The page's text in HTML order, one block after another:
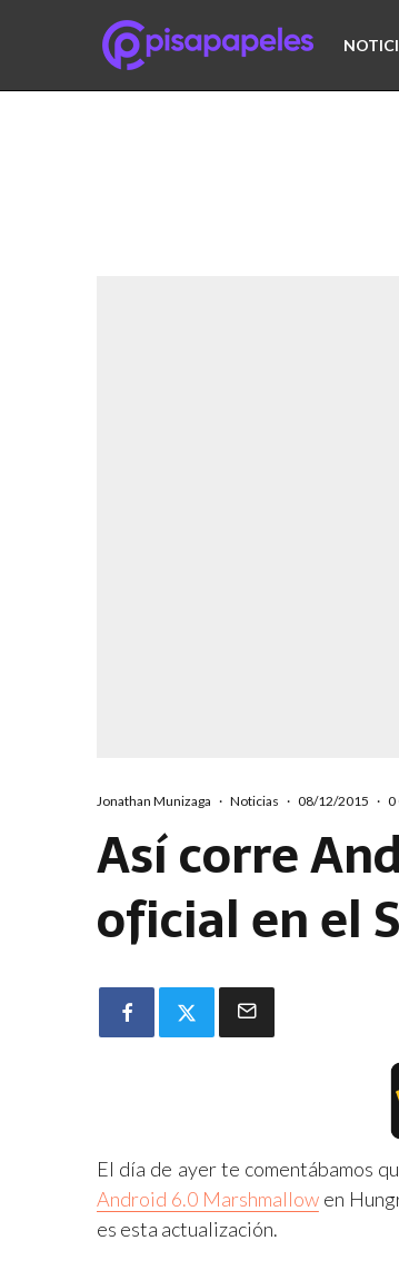
Jonathan Munizaga · Noticias · 08/12/2015 · 0
Así corre
oficial en el
El día de ayer te comentábamos
Android 6.0 Marshmallowen
es esta actualización.